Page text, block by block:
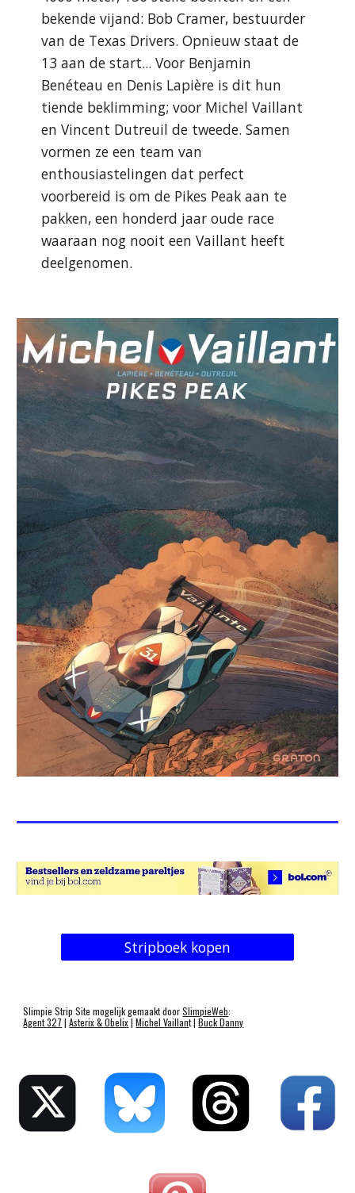
bekende vijand: Bob Cramer, bestuurder
van de Texas Drivers. Opnieuw staat de
13 aan de start... Voor Benjamin
Benéteau en Denis Lapière is dit hun
tiende beklimming; voor Michel Vaillant
en Vincent Dutreuil de tweede. Samen
vormen ze een team van
enthousiastelingen dat perfect
voorbereid is om de Pikes Peak aan te
pakken, een honderd jaar oude race
waaraan nog nooit een Vaillant heeft
deelgenomen.
Stripboek kopen
Slimpie Strip Site mogelijk gemaakt doorSlimpieWeb:
Agent 327 |Asterix & Obelix|Michel Vaillant |Buck Danny